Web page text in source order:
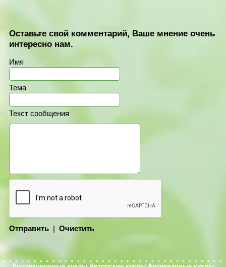
Оставьте свой комментарий, Ваше мнение очень
интересно нам.
Имя
Тема
Текст сообщения
Отправить Очистить